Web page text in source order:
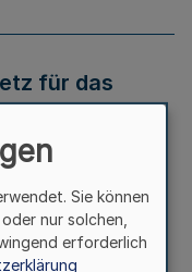
für das
-
Sie können
nur solchen,
erforderlich